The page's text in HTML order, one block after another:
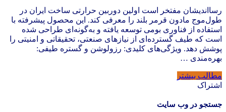
رسااندیشان مفتخر است اولین دوربین حرارتی ساخت ایران در
طول‌موج مادون قرمر بلند را معرفی کند. این محصول پیشرفته با
استفاده از فناوری بومی توسعه یافته و به‌گونه‌ای طراحی شده
است که طیف گسترده‌ای از نیازهای صنعتی، تحقیقاتی و امنیتی را
پوشش دهد. ویژگی‌های کلیدی: رزولوشن و گستره طیفی:
بهره‌مندی …
مطالب بیشتر
اشتراک
جستجو در وب سایت